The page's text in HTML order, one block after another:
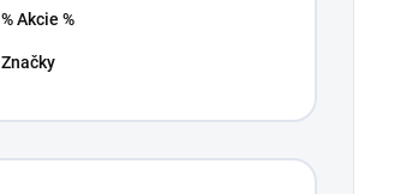
% Akcie %
Značky